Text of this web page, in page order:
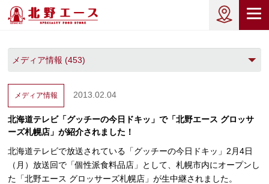
メディア情報 2013.02.04
北海道テレビ「グッチーの今日ドキッ」で「北野エース グロッサ
ーズ札幌店」が紹介されました！
北海道テレビで放送されている「グッチーの今日ドキッ」2月4日
（月）放送回で「個性派食料品店」として、札幌市内にオープンし
た「北野エース グロッサーズ札幌店」が生中継されました。